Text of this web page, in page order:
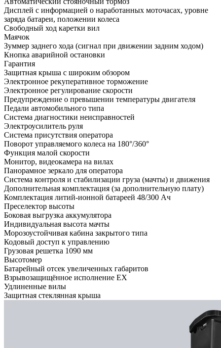
Дисплей с информацией о наработанных моточасах, уровне
заряда батареи, положении колеса
Свободный ход каретки вил
Маячок
Зуммер заднего хода (сигнал при движении задним ходом)
Кнопка аварийной остановки
Гарантия
Защитная крыша с широким обзором
Электронное рекуперативное торможение
Электронное регулирование скорости
Предупреждение о превышении температуры двигателя
Педали автомобильного типа
Система диагностики неисправностей
Электроусилитель руля
Система присутствия оператора
Поворот управляемого колеса на 180°/360°
Функция малой скорости
Монитор, видеокамера на вилах
Панорамное зеркало для оператора
Система контроля и стабилизации груза (мачты) и движения
Дополнительная комплектация (за дополнительную плату)
Комплектация литий-ионной батареей 48/300 Ач
Преселектор высоты
Боковая выгрузка аккумулятора
Индивидуальная высота мачты
Морозоустойчивая кабина закрытого типа
Кодовый доступ к управлению
Грузовая решетка 1090 мм
Высотомер
Батарейный отсек увеличенных габаритов
Взрывозащищённое исполнение EX
Удлиненные вилы
Защитная стеклянная крыша